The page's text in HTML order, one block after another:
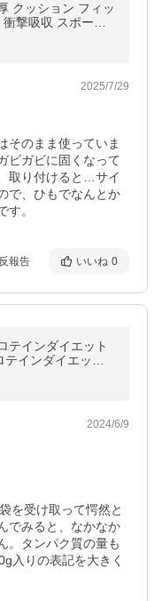
クッション フィッ
撃吸収 スポーツ
水カバー
2025/7/29
そのまま使っていま
ビガビに固くなって
取り付けると…サイ
で、ひもでなんとか
す。
報告 いいね 0
テインダイエット
インダイエット
バンビウォーター
2024/6/9
を受け取って愕然と
でみると、なかなか
。タンパク質の量も
入りの表記を大きく